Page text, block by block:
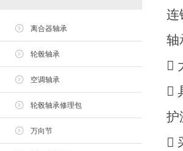
离合器轴承
轮毂轴承
空调轴承
轮毂轴承修理包
万向节
连
轴


护
